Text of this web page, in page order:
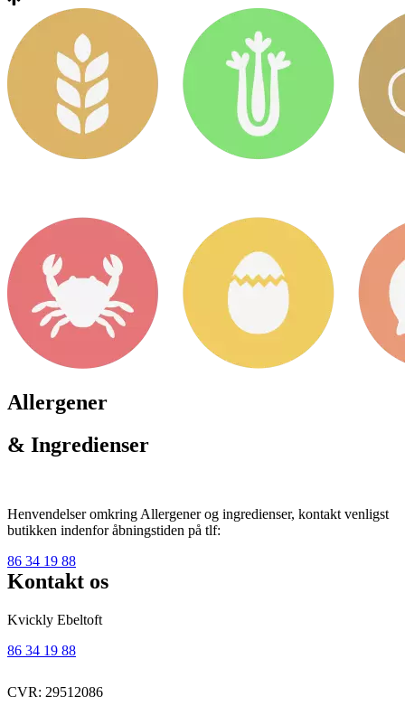
Allergener
& Ingredienser
Henvendelser omkring Allergener og ingredienser, kontakt venligst
butikken indenfor åbningstiden på tlf:
86 34 19 88
Kontakt os
Kvickly Ebeltoft
86 34 19 88
CVR: 29512086